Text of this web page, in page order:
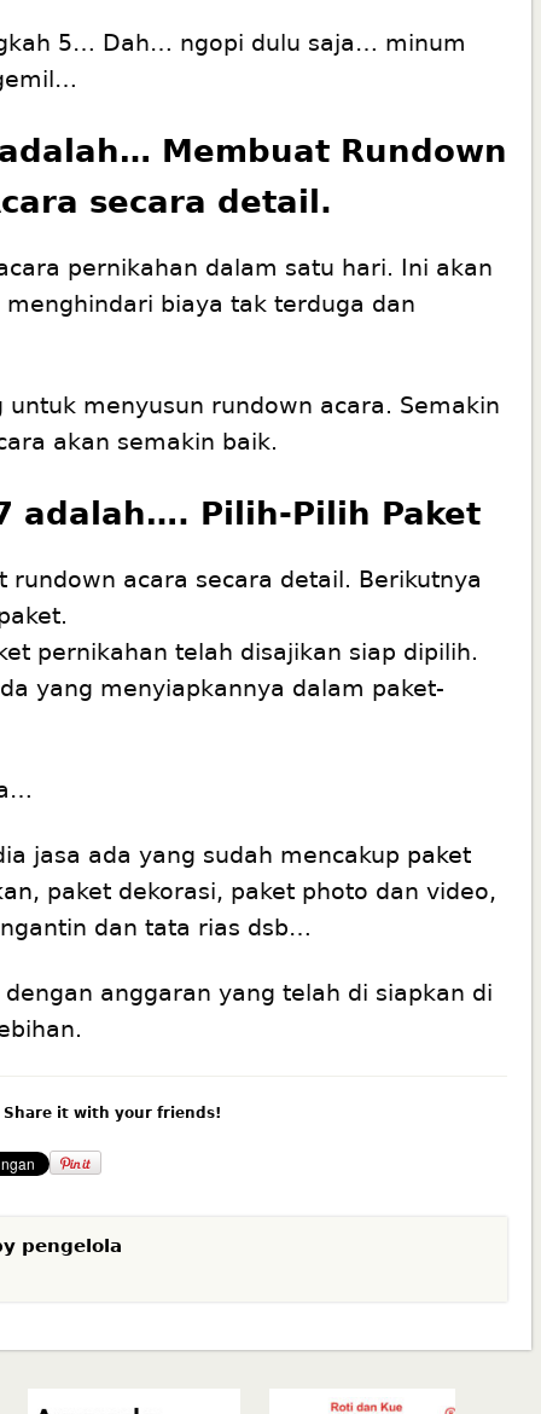
5… Dah… ngopi dulu saja… minum
Membuat Rundown
secara detail.
pernikahan dalam satu hari. Ini akan
biaya tak terduga dan
untuk menyusun rundown acara. Semakin
akan semakin baik.
adalah…. Pilih-Pilih Paket
rundown acara secara detail. Berikutnya
pernikahan telah disajikan siap dipilih.
yang menyiapkannya dalam paket-
jasa ada yang sudah mencakup paket
, paket dekorasi, paket photo dan video,
dan tata rias dsb…
dengan anggaran yang telah di siapkan di
it with your friends!
pengelola